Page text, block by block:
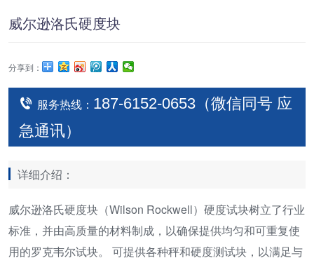
威尔逊洛氏硬度块
分享到：
服务热线： 187-6152-0653（微信同号 应
急通讯）
详细介绍：
威尔逊洛氏硬度块（Wilson Rockwell）硬度试块树立了行业
标准，并由高质量的材料制成，以确保提供均匀和可重复使
用的罗克韦尔试块。 可提供各种秤和硬度测试块，以满足与